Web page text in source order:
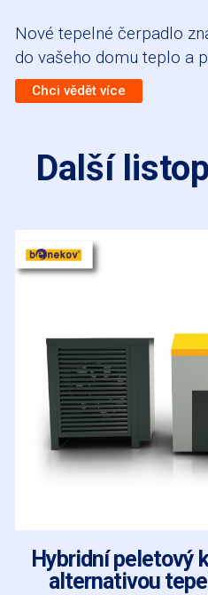
Nové tepelné čerpadlo
do vašeho domu teplo a
Chci vědět více
Další
Hybridní peletový
alternativou